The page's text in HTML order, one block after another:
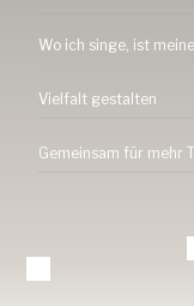
Wo ich singe, ist
Vielfalt gestalten
Gemeinsam für mehr